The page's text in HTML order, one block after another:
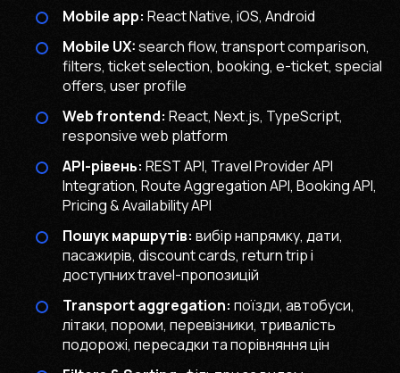
Mobile app: React Native, iOS, Android
Mobile UX:search flow, transport comparison,
filters, ticket selection, booking, e-ticket, special
offers, user profile
Web frontend: React, Next.js, TypeScript,
responsive web platform
API-рівень: REST API, Travel Provider API
Integration, Route Aggregation API, Booking API,
Pricing & Availability API
Пошук маршрутів: вибір напрямку, дати,
пасажирів, discount cards, return trip і
доступних travel-пропозицій
Transport aggregation: поїзди, автобуси,
літаки, пороми, перевізники, тривалість
подорожі, пересадки та порівняння цін